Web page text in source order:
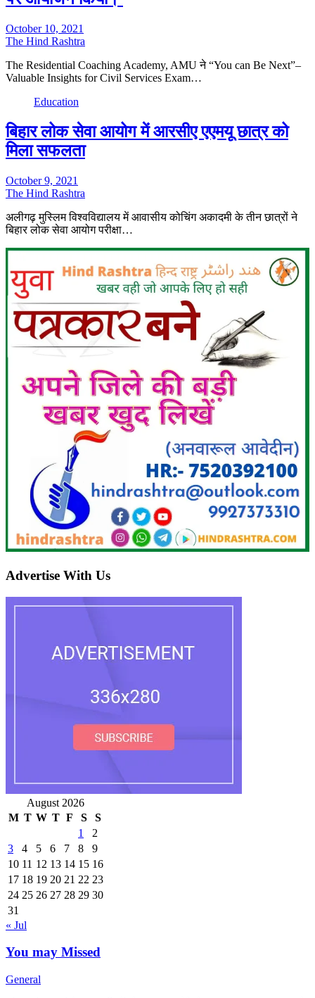
October 10, 2021
The Hind Rashtra
The Residential Coaching Academy, AMU ने “You can Be Next”–
Valuable Insights for Civil Services Exam…
Education
बिहार लोक सेवा आयोग में आरसीए एएमयू छात्र को
मिला सफलता
October 9, 2021
The Hind Rashtra
अलीगढ़ मुस्लिम विश्वविद्यालय में आवासीय कोचिंग अकादमी के तीन छात्रों ने
बिहार लोक सेवा आयोग परीक्षा…
Advertise With Us
August 2026
M T W T F S
S
1
2
3
4 5 6 7 8
9
10 11 12 13 14 15 16
17 18 19 20 21 22 23
24 25 26 27 28 29 30
31
« Jul
You may Missed
General